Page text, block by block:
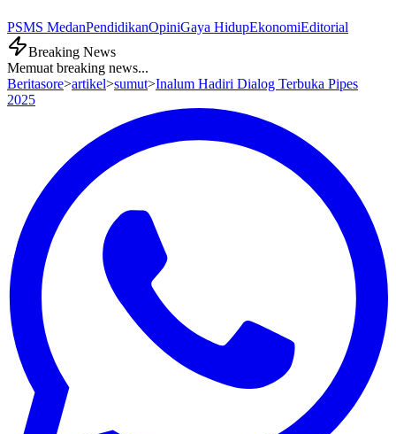
PSMS MedanPendidikanOpiniGaya HidupEkonomiEditorial
Breaking News
Memuat breaking news...
Beritasore>artikel>sumut>Inalum Hadiri Dialog Terbuka Pipes
2025